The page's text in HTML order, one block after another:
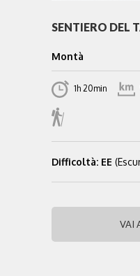
SENTIERO DEL
Montà
1h 20min
Difficoltà: EE
VAI